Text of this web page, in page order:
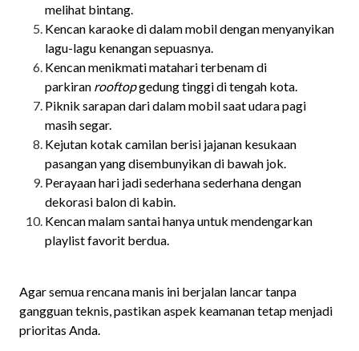
melihat bintang.
Kencan karaoke di dalam mobil dengan menyanyikan
lagu-lagu kenangan sepuasnya.
Kencan menikmati matahari terbenam di
parkiran rooftopgedung tinggi di tengah kota.
Piknik sarapan dari dalam mobil saat udara pagi
masih segar.
Kejutan kotak camilan berisi jajanan kesukaan
pasangan yang disembunyikan di bawah jok.
Perayaan hari jadi sederhana sederhana dengan
dekorasi balon di kabin.
Kencan malam santai hanya untuk mendengarkan
playlist favorit berdua.
Agar semua rencana manis ini berjalan lancar tanpa
gangguan teknis, pastikan aspek keamanan tetap menjadi
prioritas Anda.